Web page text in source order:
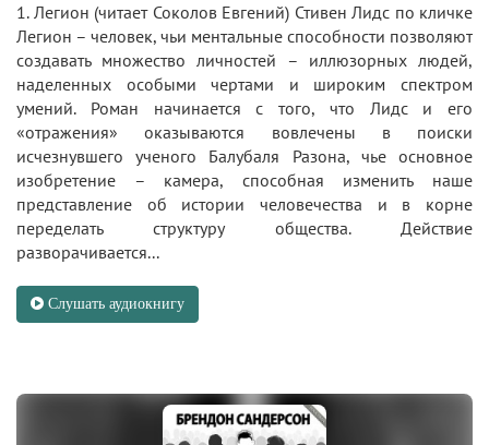
1. Легион (читает Соколов Евгений) Стивен Лидс по кличке
Легион – человек, чьи ментальные способности позволяют
создавать множество личностей – иллюзорных людей,
наделенных особыми чертами и широким спектром
умений. Роман начинается с того, что Лидс и его
«отражения» оказываются вовлечены в поиски
исчезнувшего ученого Балубаля Разона, чье основное
изобретение – камера, способная изменить наше
представление об истории человечества и в корне
переделать структуру общества. Действие
разворачивается...
Слушать аудиокнигу